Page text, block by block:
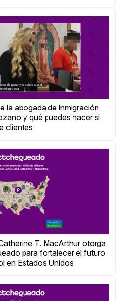
la abogada de inmigración
y qué puedes hacer si
clientes
T. MacArthur otorga
para fortalecer el futuro
en Estados Unidos